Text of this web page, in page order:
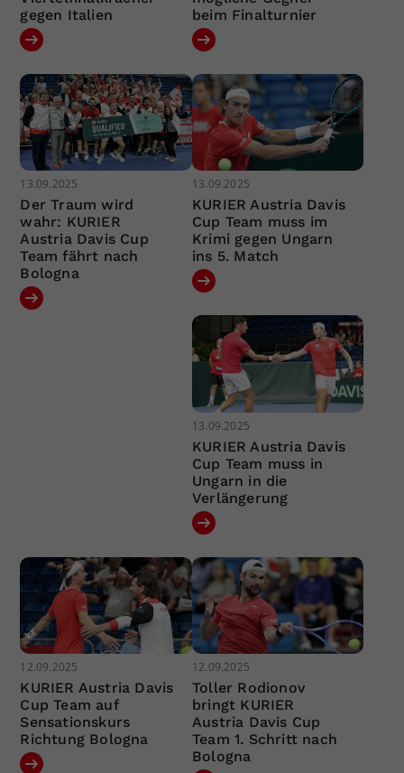
gegen Italien
beim Finalturnier
13.09.2025
Der Traum wird
wahr: KURIER
Austria Davis Cup
Team fährt nach
Bologna
13.09.2025
KURIER Austria Davis
Cup Team muss im
Krimi gegen Ungarn
ins 5. Match
13.09.2025
KURIER Austria Davis
Cup Team muss in
Ungarn in die
Verlängerung
12.09.2025
KURIER Austria Davis
Cup Team auf
Sensationskurs
Richtung Bologna
12.09.2025
Toller Rodionov
bringt KURIER
Austria Davis Cup
Team 1. Schritt nach
Bologna